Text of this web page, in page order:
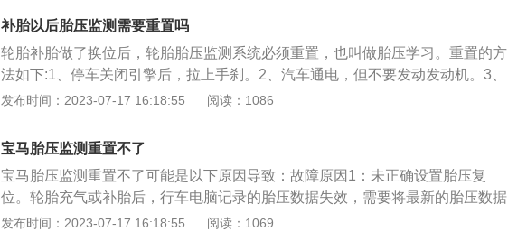
补胎以后胎压监测需要重置吗
轮胎补胎做了换位后，轮胎胎压监测系统必须重置，也叫做胎压学习。重置的方
法如下:1、停车关闭引擎后，拉上手刹。2、汽车通电，但不要发动发动机。3、
同时按遥控器上的锁车和解锁键，按住5秒钟不放，听车短鸣笛两声(声音不太
先重设左前轮:拧开轮胎上的气门盖，给轮胎连续放气(或者加气)，直到听到汽车
短鸣笛一声，这个轮胎就设好了。放气的时间可能会有10到20秒。如果没有听到
鸣笛，就要一直放。6、然后依照同样的方法和上面的顺序，重设另外三个轮
胎。7、最后一个轮胎设好后，汽车会马上短鸣笛两声。
发布时间：2023-07-17 16:18:55 阅读：1086
宝马胎压监测重置不了
宝马胎压监测重置不了可能是以下原因导致：故障原因1：未正确设置胎压复
位。轮胎充气或补胎后，行车电脑记录的胎压数据失效，需要将最新的胎压数据
进行存储操作。当系统胎压报警灯亮起时，需要在车辆设置中对胎压进行复位操
发布时间：2023-07-17 16:18:55 阅读：1069